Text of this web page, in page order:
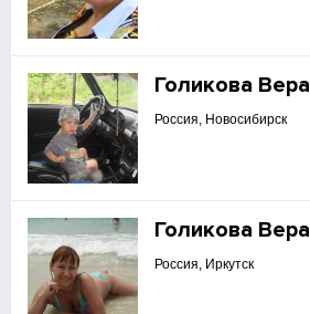
Голикова Вера
Россия, Новосибирск
Голикова Вера
Россия, Иркутск